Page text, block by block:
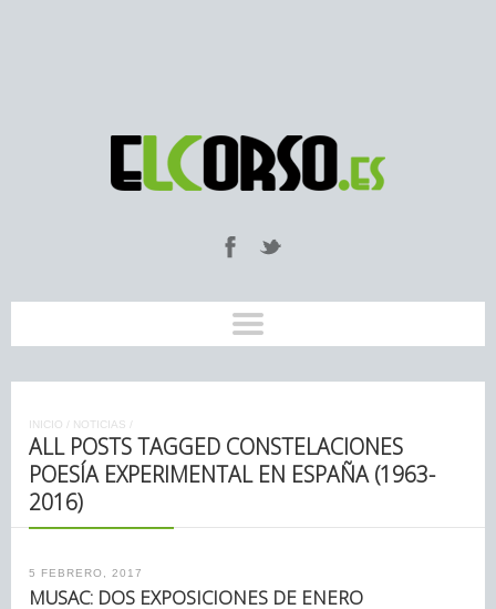
INICIO / NOTICIAS /
ALL POSTS TAGGED CONSTELACIONES
POESÍA EXPERIMENTAL EN ESPAÑA (1963-
2016)
5 FEBRERO, 2017
MUSAC: DOS EXPOSICIONES DE ENERO